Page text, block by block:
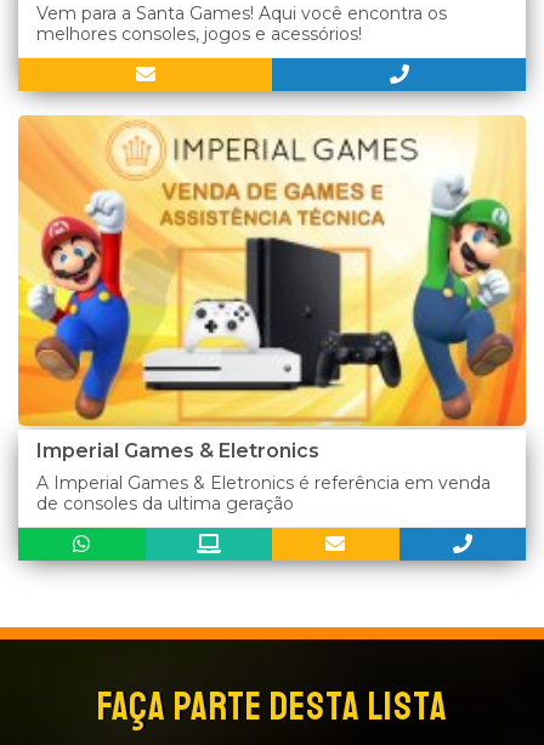
Vem para a Santa Games! Aqui você encontra os
melhores consoles, jogos e acessórios!
Imperial Games & Eletronics
A Imperial Games & Eletronics é referência em venda
de consoles da ultima geração
FAÇA PARTE DESTA LISTA